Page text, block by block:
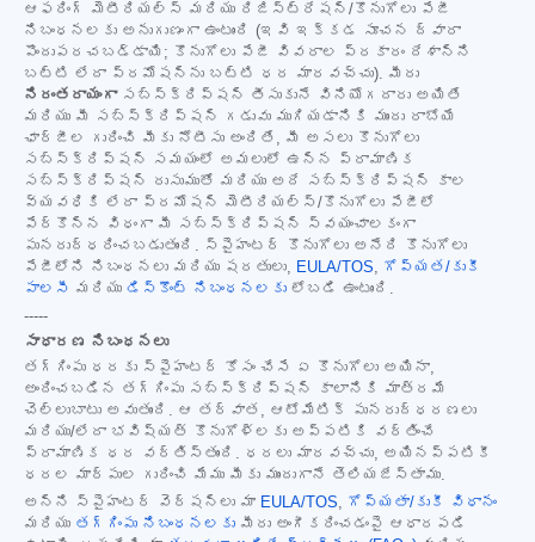
ఆఫరింగ్ మెటీరియల్స్ మరియు రిజిస్ట్రేషన్/కొనుగోలు పేజీ
నిబంధనలకు అనుగుణంగా ఉంటుంది (ఇవి ఇక్కడ సూచన ద్వారా
పొందుపరచబడ్డాయి; కొనుగోలు పేజీ వివరాల ప్రకారం దేశాన్ని
బట్టి లేదా ప్రమోషన్‌ను బట్టి ధర మారవచ్చు). మీరు
నిరంతరాయంగాసబ్‌స్క్రిప్షన్ తీసుకునే వినియోగదారు అయితే
మరియు మీ సబ్‌స్క్రిప్షన్ గడువు ముగియడానికి ముందు రాబోయే
ఛార్జీల గురించి మీకు నోటీసు అందితే, మీ అసలు కొనుగోలు
సబ్‌స్క్రిప్షన్ సమయంలో అమలులో ఉన్న ప్రామాణిక
సబ్‌స్క్రిప్షన్ రుసుముతో మరియు అదే సబ్‌స్క్రిప్షన్ కాల
వ్యవధికి లేదా ప్రమోషన్ మెటీరియల్స్/కొనుగోలు పేజీలో
పేర్కొన్న విధంగా మీ సబ్‌స్క్రిప్షన్ స్వయంచాలకంగా
పునరుద్ధరించబడుతుంది. స్పైహంటర్ కొనుగోలు అనేది కొనుగోలు
పేజీలోని నిబంధనలు మరియు షరతులు, EULA/TOS, గోప్యత/కుకీ
పాలసీ మరియు డిస్కౌంట్ నిబంధనలకు లోబడి ఉంటుంది.
-----
సాధారణ నిబంధనలు
తగ్గింపు ధరకు స్పైహంటర్ కోసం చేసే ఏ కొనుగోలు అయినా,
అందించబడిన తగ్గింపు సబ్‌స్క్రిప్షన్ కాలానికి మాత్రమే
చెల్లుబాటు అవుతుంది. ఆ తర్వాత, ఆటోమేటిక్ పునరుద్ధరణలు
మరియు/లేదా భవిష్యత్ కొనుగోళ్లకు అప్పటికి వర్తించే
ప్రామాణిక ధర వర్తిస్తుంది. ధరలు మారవచ్చు, అయినప్పటికీ
ధరల మార్పుల గురించి మేము మీకు ముందుగానే తెలియజేస్తాము.
అన్ని స్పైహంటర్ వెర్షన్‌లు మా EULA/TOS, గోప్యతా/కుకీ విధానం
మరియు తగ్గింపు నిబంధనలకు మీరు అంగీకరించడంపై ఆధారపడి